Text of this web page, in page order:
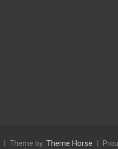
Theme by: Theme Horse